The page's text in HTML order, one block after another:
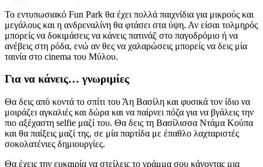
Το εντυπωσιακό Fun Park θα έχει πολλά παιχνίδια για μικρούς και
μεγάλους και η ανδρεναλίνη θα φτάσει στα ύψη. Αν είσαι τολμηρός
μπορείς να δοκιμάσεις να κάνεις πατινάζ στο παγοδρόμιο ή να
ανέβεις στη ρόδα, ενώ αν θες να χαλαρώσεις μπορείς να δεις μία
ταινία στο cinema του Μύλου.
Για να κάνεις… γνωριμίες
Θα δεις από κοντά το σπίτι του Άη Βασίλη και φυσικά τον ίδιο να
μοιράζει αγκαλιές και δώρα και να παίρνει πόζα για να βγάλεις την
πιο αξέχαστη selfie μαζί του. Θα δεις τη Βασίλισσα Ντάμα Κούπα
και θα παίξεις μαζί της, σε μία παρτίδα με έπαθλο λαχταριστές
σοκολατένιες δημιουργίες.
Θα έχεις την ευκαιρία να στείλεις το γράμμα σου κάνοντας μια